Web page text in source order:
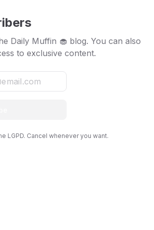
hein
desde janeiro, as crypto
com o crescimento do Bitcoin em
Daily Muffin 🧁 blog. You can also
to exclusive content.
LGPD. Cancel whenever you want.